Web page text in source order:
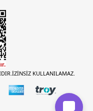
KULLANILAMAZ.